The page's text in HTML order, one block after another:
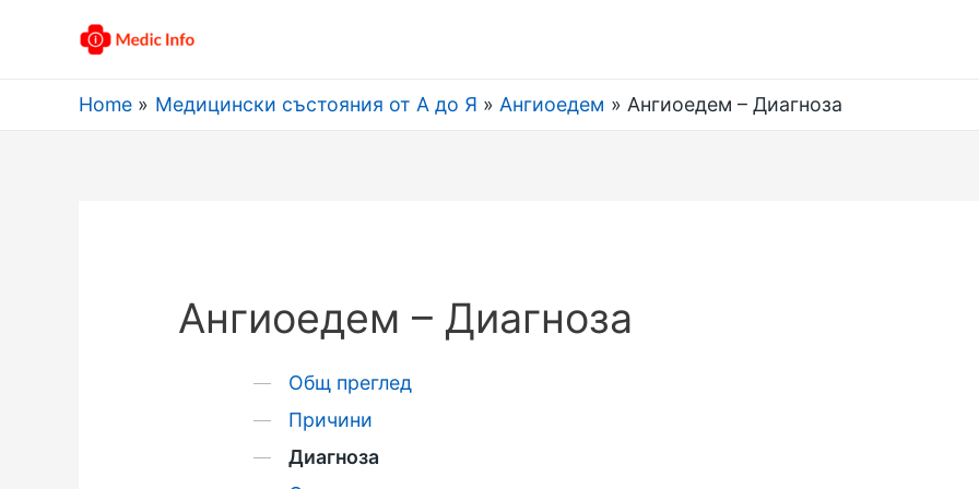
Home Медицински състояния от А до Я Ангиоедем Ангиоедем – Диагноза
Ангиоедем – Диагноза
Общ преглед
Причини
Диагноза